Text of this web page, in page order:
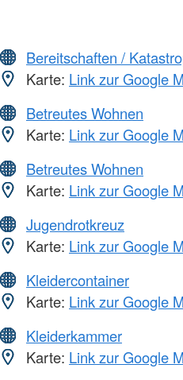
Bereitschaften /
Karte: Link zur Google
Betreutes Wohnen
Karte: Link zur Google
Betreutes Wohnen
Karte: Link zur Google
Jugendrotkreuz
Karte: Link zur Google
Kleidercontainer
Karte: Link zur Google
Kleiderkammer
Karte: Link zur Google